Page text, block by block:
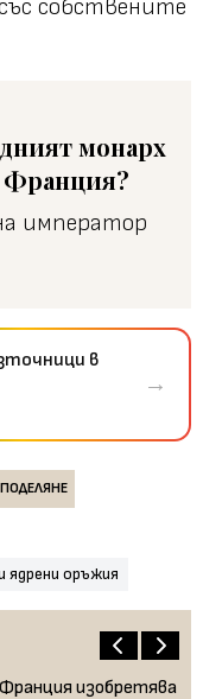
собствените
монарх
Франция?
император
в
→
ядрени оръжия